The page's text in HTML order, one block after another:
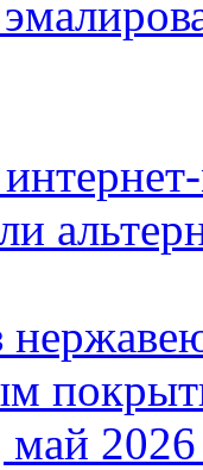
2026